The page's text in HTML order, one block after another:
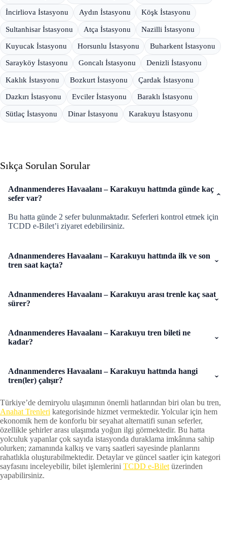
İncirliova İstasyonu Aydın İstasyonu Köşk İstasyonu
Sultanhisar İstasyonu Atça İstasyonu Nazilli İstasyonu
Kuyucak İstasyonu Horsunlu İstasyonu Buharkent İstasyonu
Sarayköy İstasyonu Goncalı İstasyonu Denizli İstasyonu
Kaklık İstasyonu Bozkurt İstasyonu Çardak İstasyonu
Dazkırı İstasyonu Evciler İstasyonu Baraklı İstasyonu
Sütlaç İstasyonu Dinar İstasyonu Karakuyu İstasyonu
Sıkça Sorulan Sorular
Adnanmenderes Havaalanı – Karakuyu hattında günde kaç
sefer var?
Bu hatta günde 2 sefer bulunmaktadır. Seferleri kontrol etmek için
TCDD e-Bilet’i ziyaret edebilirsiniz.
Adnanmenderes Havaalanı – Karakuyu hattında ilk ve son
tren saat kaçta?
Adnanmenderes Havaalanı – Karakuyu arası trenle kaç saat
sürer?
Adnanmenderes Havaalanı – Karakuyu tren bileti ne
kadar?
Adnanmenderes Havaalanı – Karakuyu hattında hangi
tren(ler) çalışır?
Türkiye’de demiryolu ulaşımının önemli hatlarından biri olan bu tren,
Anahat Trenleri kategorisinde hizmet vermektedir. Yolcular için hem
ekonomik hem de konforlu bir seyahat alternatifi sunan seferler,
özellikle şehirler arası ulaşımda yoğun ilgi görmektedir. Bu hatta
yolculuk yapanlar çok sayıda istasyonda duraklama imkânına sahip
olurken; zamanında kalkış ve varış saatleri sayesinde planlarını
rahatlıkla oluşturabilmektedir. Detaylar ve güncel saatler için kategori
sayfasını inceleyebilir, bilet işlemlerini TCDD e-Bilet üzerinden
yapabilirsiniz.